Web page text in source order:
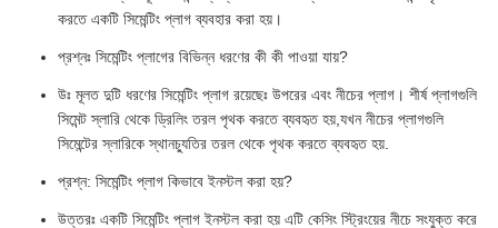
করতে একটি সিমেন্টিং প্লাগ ব্যবহার করা হয়।
প্রশ্নঃ সিমেন্টিং প্লাগের বিভিন্ন ধরণের কী কী পাওয়া যায়?
উঃ মূলত দুটি ধরণের সিমেন্টিং প্লাগ রয়েছেঃ উপরের এবং নীচের প্লাগ। শীর্ষ প্লাগগুলি
সিমেন্ট স্লারি থেকে ড্রিলিং তরল পৃথক করতে ব্যবহৃত হয়,যখন নীচের প্লাগগুলি
সিমেন্টের স্লারিকে স্থানচ্যুতির তরল থেকে পৃথক করতে ব্যবহৃত হয়.
প্রশ্ন: সিমেন্টিং প্লাগ কিভাবে ইনস্টল করা হয়?
উত্তরঃ একটি সিমেন্টিং প্লাগ ইনস্টল করা হয় এটি কেসিং স্ট্রিংয়ের নীচে সংযুক্ত করে